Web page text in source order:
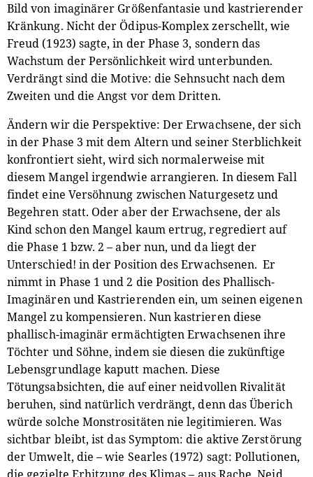
Bild von imaginärer Größenfantasie und kastrierender
Kränkung. Nicht der Ödipus-Komplex zerschellt, wie
Freud (1923) sagte, in der Phase 3, sondern das
Wachstum der Persönlichkeit wird unterbunden.
Verdrängt sind die Motive: die Sehnsucht nach dem
Zweiten und die Angst vor dem Dritten.
Ändern wir die Perspektive: Der Erwachsene, der sich
in der Phase 3 mit dem Altern und seiner Sterblichkeit
konfrontiert sieht, wird sich normalerweise mit
diesem Mangel irgendwie arrangieren. In diesem Fall
findet eine Versöhnung zwischen Naturgesetz und
Begehren statt. Oder aber der Erwachsene, der als
Kind schon den Mangel kaum ertrug, regrediert auf
die Phase 1 bzw. 2 – aber nun, und da liegt der
Unterschied! in der Position des Erwachsenen. Er
nimmt in Phase 1 und 2 die Position des Phallisch-
Imaginären und Kastrierenden ein, um seinen eigenen
Mangel zu kompensieren. Nun kastrieren diese
phallisch-imaginär ermächtigten Erwachsenen ihre
Töchter und Söhne, indem sie diesen die zukünftige
Lebensgrundlage kaputt machen. Diese
Tötungsabsichten, die auf einer neidvollen Rivalität
beruhen, sind natürlich verdrängt, denn das Überich
würde solche Monstrositäten nie legitimieren. Was
sichtbar bleibt, ist das Symptom: die aktive Zerstörung
der Umwelt, die – wie Searles (1972) sagt: Pollutionen,